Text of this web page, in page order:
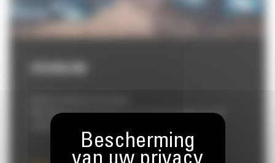
Maximaliseer de voordelen en onbenutte prestaties van uw